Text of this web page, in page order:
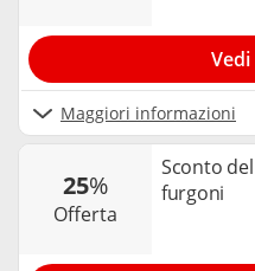
Maggiori informazioni
25%
offerta
Sconto
furgoni